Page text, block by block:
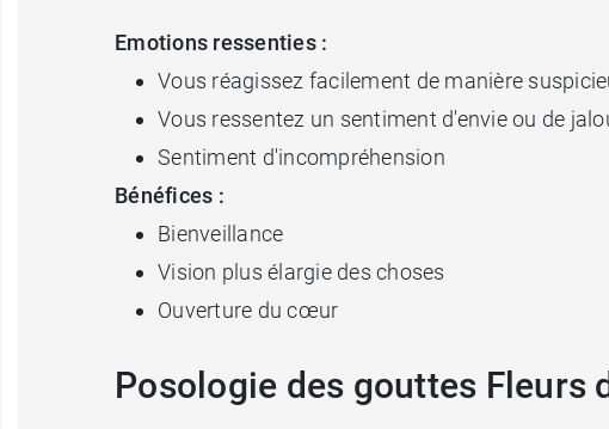
Emotions ressenties :
Vous réagissez facilement de manière
Vous ressentez un sentiment d'envie ou de
Sentiment d'incompréhension
Bénéfices :
Bienveillance
Vision plus élargie des choses
Ouverture du cœur
Posologie des gouttes Fleurs